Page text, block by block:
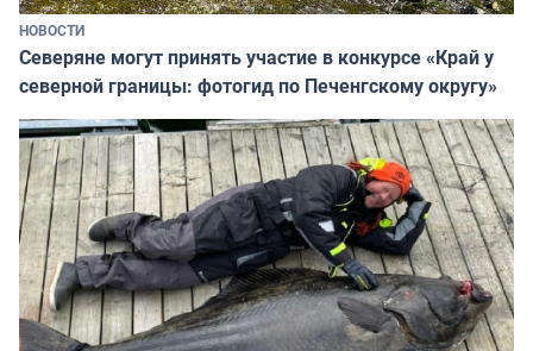
НОВОСТИ
Северяне могут принять участие в конкурсе «Край у
северной границы: фотогид по Печенгскому округу»